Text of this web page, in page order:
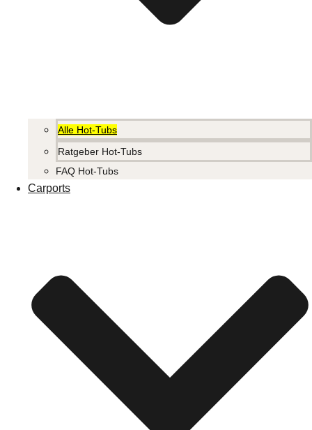
Alle Hot-Tubs
Ratgeber Hot-Tubs
FAQ Hot-Tubs
Carports